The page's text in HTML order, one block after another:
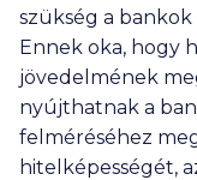
szükség a
Ennek oka, hogy
jövedelmének
nyújthatnak a
felméréséhez
hitelképességét,